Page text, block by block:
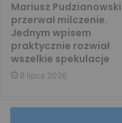
Mariusz Pudzianowski
przerwał milczenie.
Jednym wpisem
praktycznie rozwiał
wszelkie spekulacje
8 lipca 2026